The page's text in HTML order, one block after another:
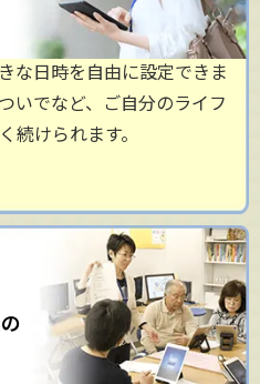
な日時を自由に設定できま
いでなど、ご自分のライフ
続けられます。